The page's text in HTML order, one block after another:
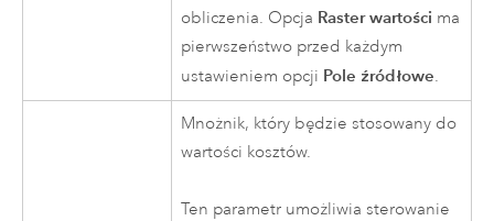
obliczenia. Opcja Raster wartości ma
pierwszeństwo przed każdym
ustawieniem opcji Pole źródłowe.
Mnożnik, który będzie stosowany do
wartości kosztów.
Ten parametr umożliwia sterowanie